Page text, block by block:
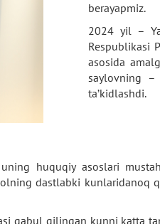
berayapmiz.
2024 yil –
Respublikasi
asosida
saylovning –
ta’kidlashdi.
uning huquqiy asoslari
dastlabki kunlaridanoq
qabul qilingan kunni katta